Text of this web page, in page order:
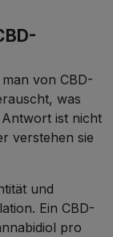
von CBD-
was
ist nicht
verstehen sie
und
Ein CBD-
pro